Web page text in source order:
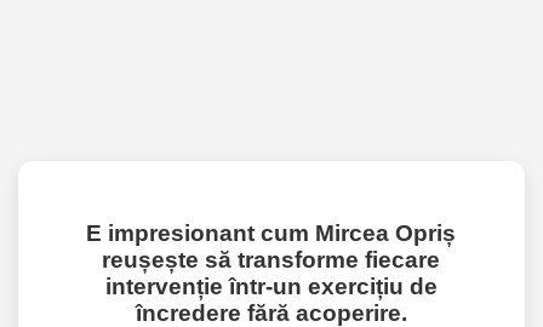
E impresionant cum Mircea Opriș
reușește să transforme fiecare
intervenție într-un exercițiu de
încredere fără acoperire.